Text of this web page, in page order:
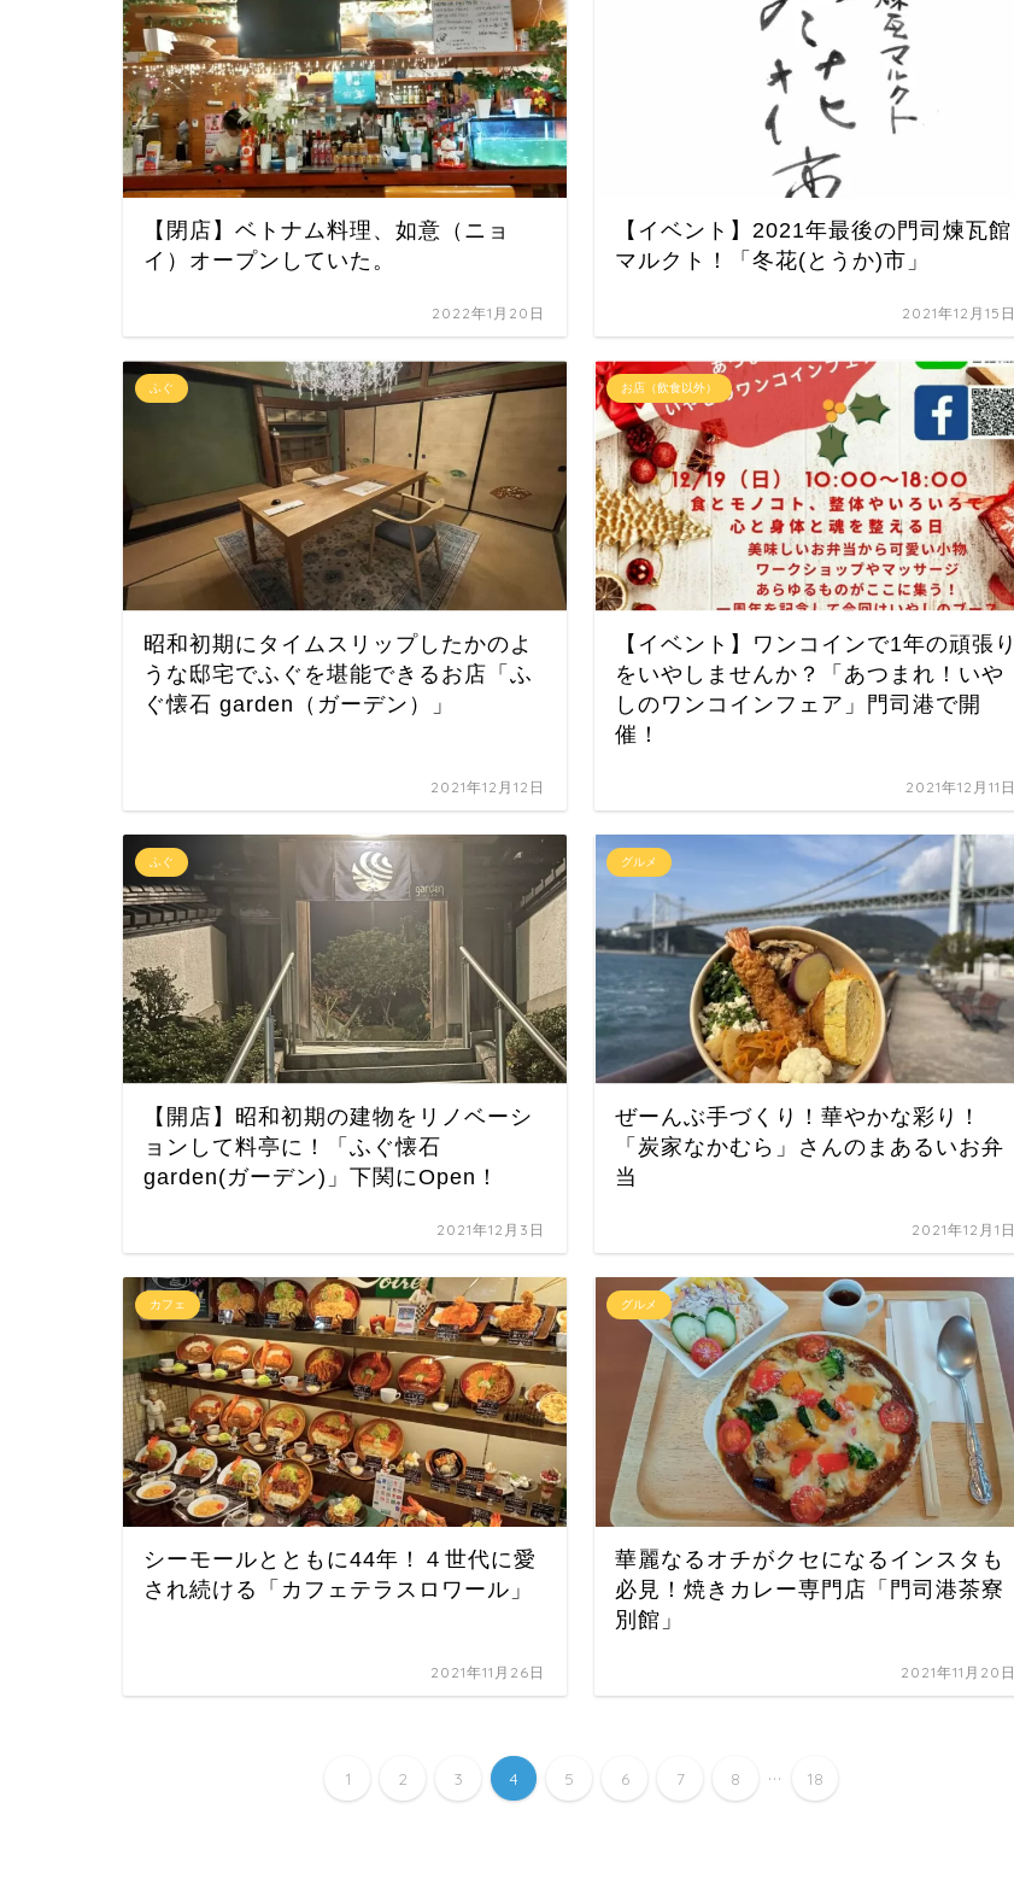
【閉店】ベトナム料理、如意（ニョ
イ）オープンしていた。
2022年1月20日
【イベント】2021年最後の門司煉瓦館
マルクト！「冬花(とうか)市」
2021年12月15日
ふぐ
昭和初期にタイムスリップしたかのよ
うな邸宅でふぐを堪能できるお店「ふ
ぐ懐石 garden（ガーデン）」
2021年12月12日
お店（飲食以外）
【イベント】ワンコインで1年の頑張り
をいやしませんか？「あつまれ！いや
しのワンコインフェア」門司港で開
催！
2021年12月11日
ふぐ
【開店】昭和初期の建物をリノベーシ
ョンして料亭に！「ふぐ懐石
garden(ガーデン)」下関にOpen！
2021年12月3日
グルメ
ぜーんぶ手づくり！華やかな彩り！
「炭家なかむら」さんのまあるいお弁
当
2021年12月1日
カフェ
シーモールとともに44年！４世代に愛
され続ける「カフェテラスロワール」
2021年11月26日
グルメ
華麗なるオチがクセになるインスタも
必見！焼きカレー専門店「門司港茶寮
別館」
2021年11月20日
1 2 3 4 5 6 7 8 ... 18